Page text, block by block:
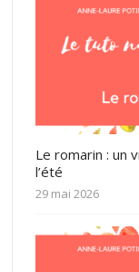
Le romarin : un
l’été
29 mai 2026